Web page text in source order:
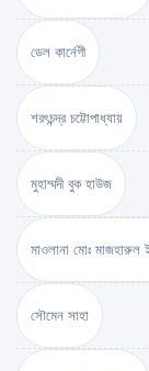
ডেল কার্নেগী
শরৎচন্দ্র চট্টোপাধ্যায়
মুহাম্মদী বুক হাউজ
মাওলানা মোঃ মাজহারুল
সৌমেন সাহা